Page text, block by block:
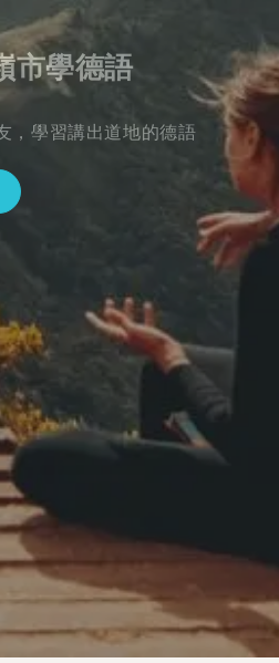
市學德語
，學習講出道地的德語